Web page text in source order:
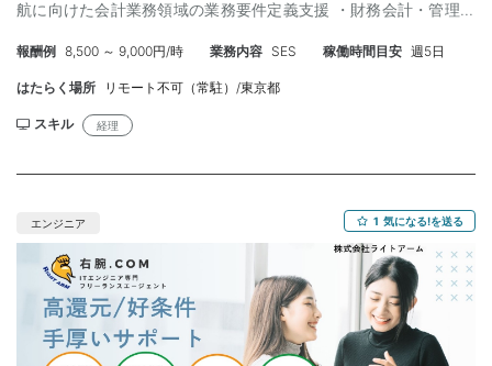
航に向けた会計業務領域の業務要件定義支援 ・財務会計・管理会
卸 ・To-Be業務要件の定義 ・会計システム導入・連携に向けた論
点整理 ・販売管理・購買管理・在庫管理・棚卸等の周辺業務との
理実務の一部支援 【ス キ ル】 ＜必須＞ ・基本出社での稼働が可
の経理会計業務経験 ・月次決算、四半期決算、年次決算等の決算
たは知見 ・財務会計、管理会計、決算業務、債権債務管理等のい
ずれかの会計業務知見 ・会計システム導入、刷新、または業務要
件定義支援の経験 ・経理実務を理解したうえで業務課題やTo-Be
業務を整理し、システム要件へ落とし込めること ・関係者ヒアリ
ングを行い、業務フロー・論点・課題・対応方針を資料化できる
こと ＜尚可＞ ・小売業、サービス業、店舗型ビジネス等での経理
実務経験 ・販売管理、購買管理、在庫管理、棚卸、原価、売上、
報酬例 8,500 ～ 9,000円/時 業務内容 SES 稼働時間目安 週5日
はたらく場所 リモート不可（常駐）/東京都
スキル 経理
エンジニア 1 気になる!を送る